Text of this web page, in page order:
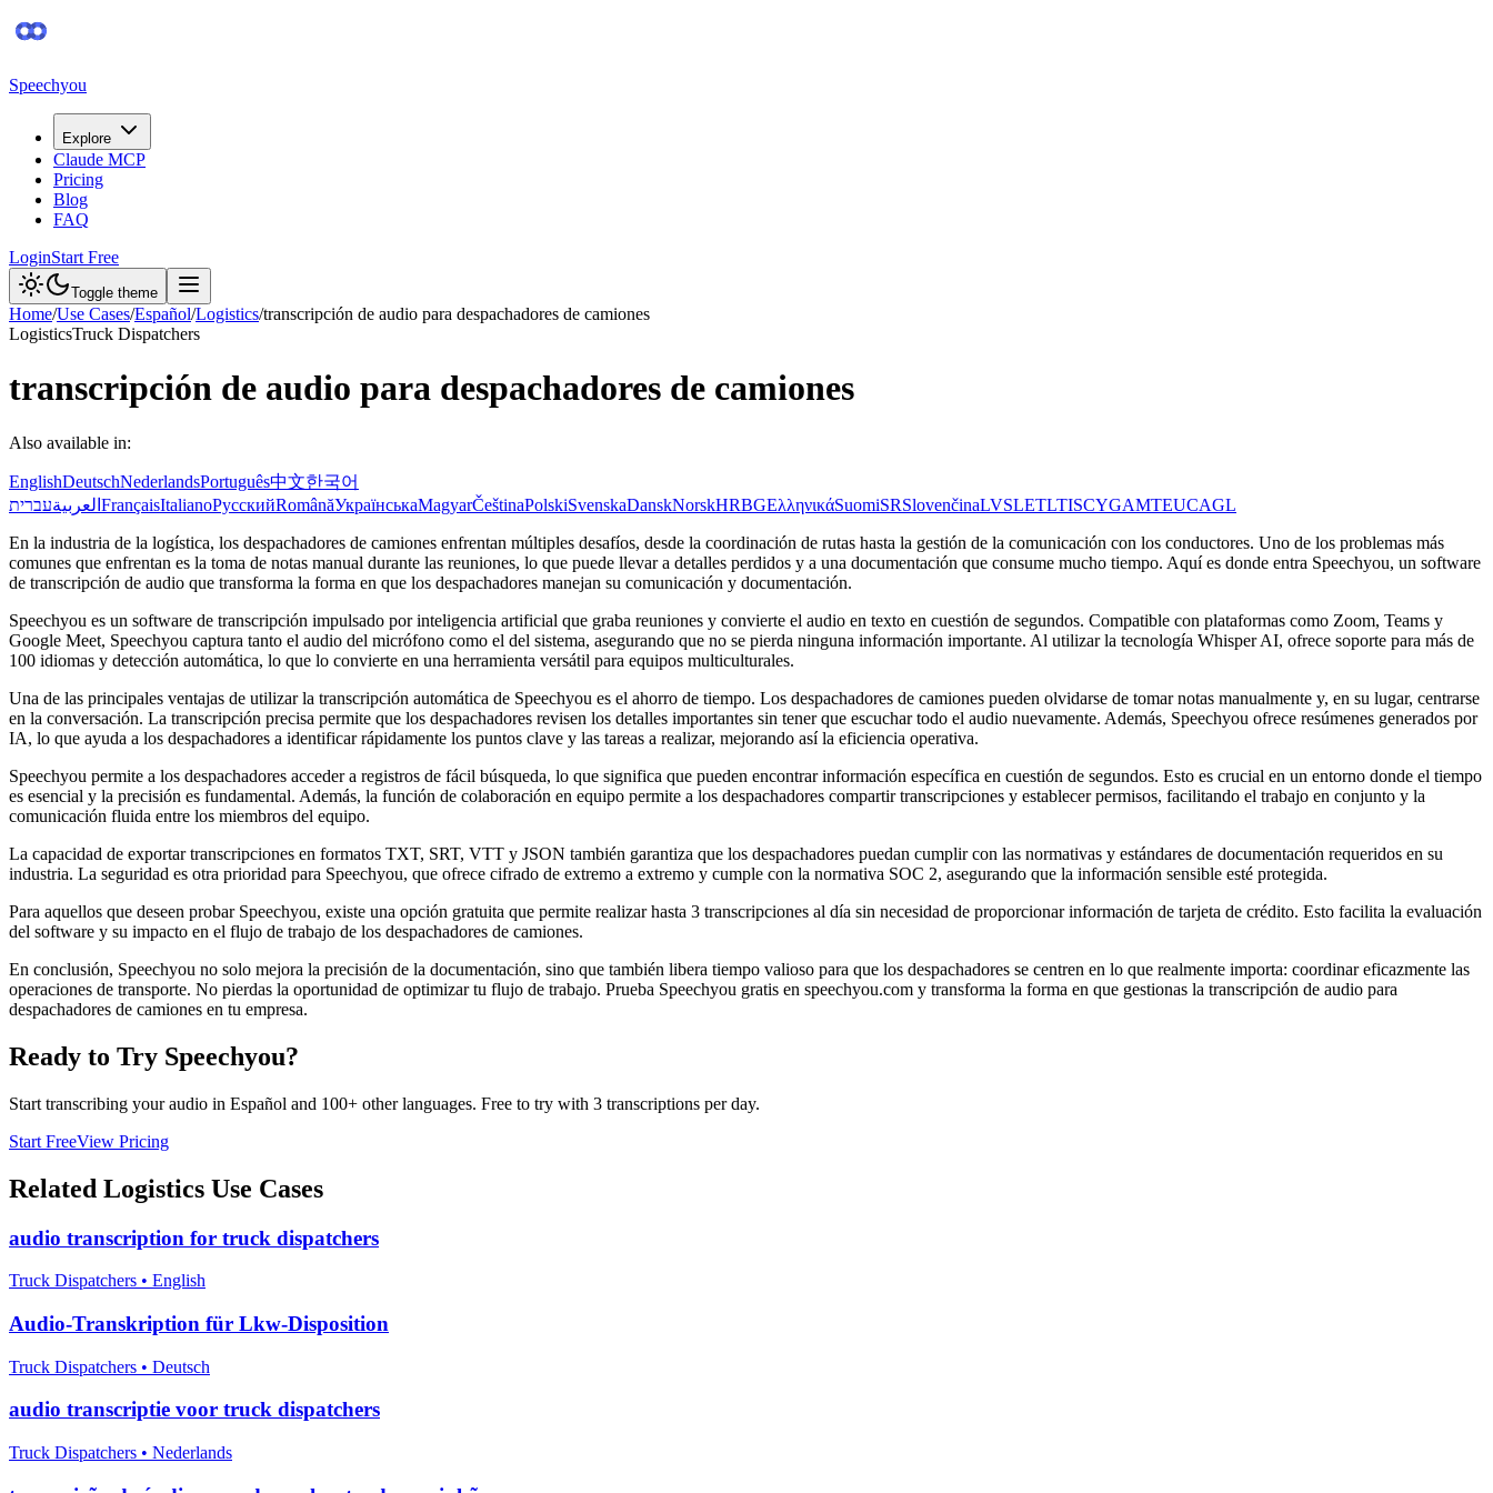
Speechyou
Explore
Claude MCP
Pricing
Blog
FAQ
LoginStart Free
Toggle theme
Home/Use Cases/Español/Logistics/transcripción de audio para despachadores de camiones
LogisticsTruck Dispatchers
transcripción de audio para despachadores de camiones
Also available in:
EnglishDeutschNederlandsPortuguês中文한국어
العربيةעברית FrançaisItalianoРусскийRomânăУкраїнськаMagyarČeštinaPolskiSvenskaDanskNorskHRBGΕλληνικάSuomiSRSlovenčinaLVSLETLTISCYGAMTEUCAGL
En la industria de la logística, los despachadores de camiones enfrentan múltiples desafíos, desde la coordinación de rutas hasta la gestión de la comunicación con los conductores. Uno de los problemas más
comunes que enfrentan es la toma de notas manual durante las reuniones, lo que puede llevar a detalles perdidos y a una documentación que consume mucho tiempo. Aquí es donde entra Speechyou, un software
de transcripción de audio que transforma la forma en que los despachadores manejan su comunicación y documentación.
Speechyou es un software de transcripción impulsado por inteligencia artificial que graba reuniones y convierte el audio en texto en cuestión de segundos. Compatible con plataformas como Zoom, Teams y
Google Meet, Speechyou captura tanto el audio del micrófono como el del sistema, asegurando que no se pierda ninguna información importante. Al utilizar la tecnología Whisper AI, ofrece soporte para más de
100 idiomas y detección automática, lo que lo convierte en una herramienta versátil para equipos multiculturales.
Una de las principales ventajas de utilizar la transcripción automática de Speechyou es el ahorro de tiempo. Los despachadores de camiones pueden olvidarse de tomar notas manualmente y, en su lugar, centrarse
en la conversación. La transcripción precisa permite que los despachadores revisen los detalles importantes sin tener que escuchar todo el audio nuevamente. Además, Speechyou ofrece resúmenes generados por
IA, lo que ayuda a los despachadores a identificar rápidamente los puntos clave y las tareas a realizar, mejorando así la eficiencia operativa.
Speechyou permite a los despachadores acceder a registros de fácil búsqueda, lo que significa que pueden encontrar información específica en cuestión de segundos. Esto es crucial en un entorno donde el tiempo
es esencial y la precisión es fundamental. Además, la función de colaboración en equipo permite a los despachadores compartir transcripciones y establecer permisos, facilitando el trabajo en conjunto y la
comunicación fluida entre los miembros del equipo.
La capacidad de exportar transcripciones en formatos TXT, SRT, VTT y JSON también garantiza que los despachadores puedan cumplir con las normativas y estándares de documentación requeridos en su
industria. La seguridad es otra prioridad para Speechyou, que ofrece cifrado de extremo a extremo y cumple con la normativa SOC 2, asegurando que la información sensible esté protegida.
Para aquellos que deseen probar Speechyou, existe una opción gratuita que permite realizar hasta 3 transcripciones al día sin necesidad de proporcionar información de tarjeta de crédito. Esto facilita la evaluación
del software y su impacto en el flujo de trabajo de los despachadores de camiones.
En conclusión, Speechyou no solo mejora la precisión de la documentación, sino que también libera tiempo valioso para que los despachadores se centren en lo que realmente importa: coordinar eficazmente las
operaciones de transporte. No pierdas la oportunidad de optimizar tu flujo de trabajo. Prueba Speechyou gratis en speechyou.com y transforma la forma en que gestionas la transcripción de audio para
despachadores de camiones en tu empresa.
Ready to Try Speechyou?
Start transcribing your audio in Español and 100+ other languages. Free to try with 3 transcriptions per day.
Start FreeView Pricing
Related Logistics Use Cases
audio transcription for truck dispatchers
Truck Dispatchers • English
Audio-Transkription für Lkw-Disposition
Truck Dispatchers • Deutsch
audio transcriptie voor truck dispatchers
Truck Dispatchers • Nederlands